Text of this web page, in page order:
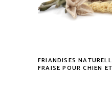
FRIANDISES
FRAISE POUR CHIEN